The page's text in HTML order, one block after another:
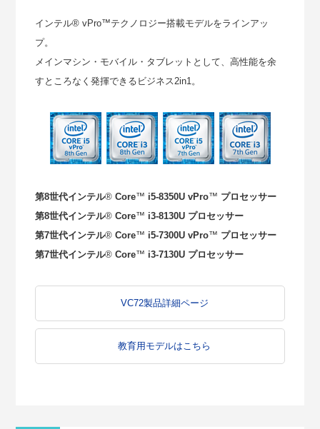
インテル® vPro™テクノロジー搭載モデルをラインアッ
プ。
メインマシン・モバイル・タブレットとして、高性能を余
すところなく発揮できるビジネス2in1。
第8世代インテル® Core™ i5-8350U vPro™ プロセッサー
第8世代インテル® Core™ i3-8130U プロセッサー
第7世代インテル® Core™ i5-7300U vPro™ プロセッサー
第7世代インテル® Core™ i3-7130U プロセッサー
VC72製品詳細ページ
教育用モデルはこちら